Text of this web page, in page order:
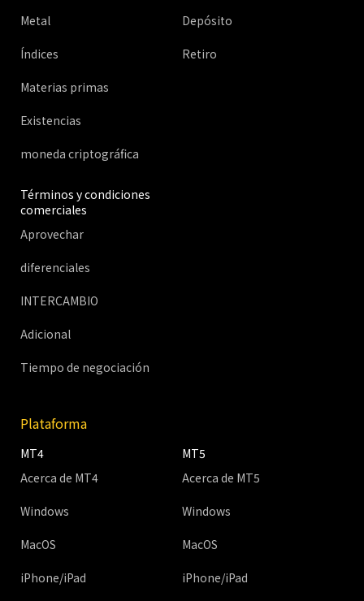
Metal
Índices
Materias primas
Existencias
moneda criptográfica
Depósito
Retiro
Términos y condiciones
comerciales
Aprovechar
diferenciales
INTERCAMBIO
Adicional
Tiempo de negociación
Plataforma
MT4
Acerca de MT4
Windows
MacOS
iPhone/iPad
MT5
Acerca de MT5
Windows
MacOS
iPhone/iPad